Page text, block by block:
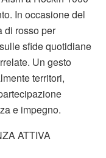
In occasione del
di rosso per
sfide quotidiane
Un gesto
territori,
e impegno.
ATTIVA